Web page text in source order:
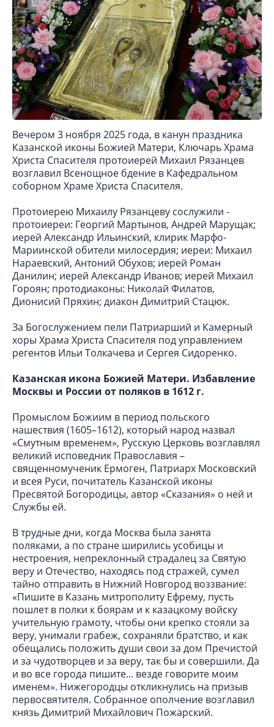
Вечером 3 ноября 2025 года, в канун праздника
Казанской иконы Божией Матери, Ключарь Храма
Христа Спасителя протоиерей Михаил Рязанцев
возглавил Всенощное бдение в Кафедральном
cоборном Храме Христа Спасителя.
Протоиерею Михаилу Рязанцеву сослужили -
протоиереи: Георгий Мартынов, Андрей Марущак;
иерей Александр Ильинский, клирик Марфо-
Мариинской обители милосердия; иереи: Михаил
Нараевский, Антоний Обухов; иерей Роман
Данилин; иерей Александр Иванов; иерей Михаил
Гороян; протодиаконы: Николай Филатов,
Дионисий Пряхин; диакон Димитрий Стацюк.
За Богослужением пели Патриарший и Камерный
хоры Храма Христа Спасителя под управлением
регентов Ильи Толкачева и Сергея Сидоренко.
Казанская икона Божией Матери. Избавление
Москвы и России от поляков в 1612 г.
Промыслом Божиим в период польского
нашествия (1605–1612), который народ назвал
«Смутным временем», Русскую Церковь возглавлял
великий исповедник Православия –
священномученик Ермоген, Патриарх Московский
и всея Руси, почитатель Казанской иконы
Пресвятой Богородицы, автор «Сказания» о ней и
Службы ей.
В трудные дни, когда Москва была занята
поляками, а по стране ширились усобицы и
нестроения, непреклонный страдалец за Святую
веру и Отечество, находясь под стражей, сумел
тайно отправить в Нижний Новгород воззвание:
«Пишите в Казань митрополиту Ефрему, пусть
пошлет в полки к боярам и к казацкому войску
учительную грамоту, чтобы они крепко стояли за
веру, унимали грабеж, сохраняли братство, и как
обещались положить души свои за дом Пречистой
и за чудотворцев и за веру, так бы и совершили. Да
и во все города пишите... везде говорите моим
именем». Нижегородцы откликнулись на призыв
первосвятителя. Собранное ополчение возглавил
князь Димитрий Михайлович Пожарский.